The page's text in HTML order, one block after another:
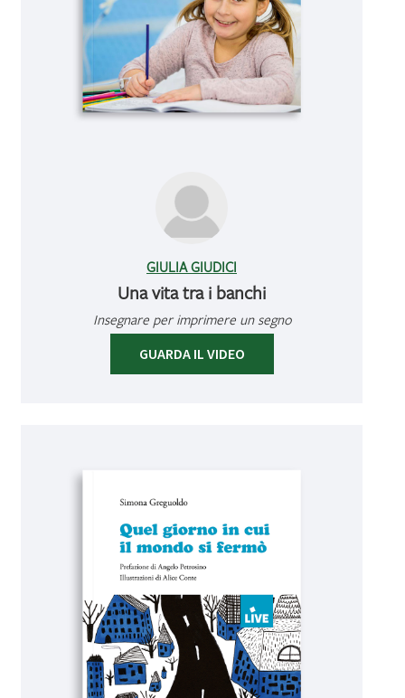
GIULIA GIUDICI
Una vita tra i banchi
Insegnare per imprimere un segno
GUARDA IL VIDEO